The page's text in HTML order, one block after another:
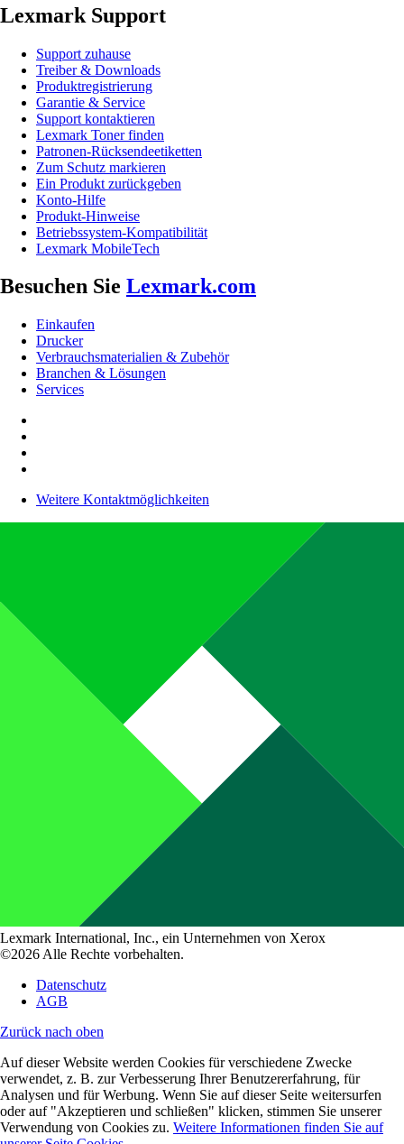
Lexmark Support
Support zuhause
Treiber & Downloads
Produktregistrierung
Garantie & Service
Support kontaktieren
Lexmark Toner finden
Patronen-Rücksendeetiketten
Zum Schutz markieren
Ein Produkt zurückgeben
Konto-Hilfe
Produkt-Hinweise
Betriebssystem-Kompatibilität
Lexmark MobileTech
Besuchen Sie Lexmark.com
Einkaufen
Drucker
Verbrauchsmaterialien & Zubehör
Branchen & Lösungen
Services
Weitere Kontaktmöglichkeiten
Lexmark International, Inc., ein Unternehmen von Xerox
©2026 Alle Rechte vorbehalten.
Datenschutz
AGB
Zurück nach oben
Auf dieser Website werden Cookies für verschiedene Zwecke
verwendet, z. B. zur Verbesserung Ihrer Benutzererfahrung, für
Analysen und für Werbung. Wenn Sie auf dieser Seite weitersurfen
oder auf "Akzeptieren und schließen" klicken, stimmen Sie unserer
Verwendung von Cookies zu. Weitere Informationen finden Sie auf